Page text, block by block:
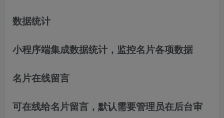
数据统计
小程序端集成数据统计，监控名片各项数据
名片在线留言
可在线给名片留言，默认需要管理员在后台审